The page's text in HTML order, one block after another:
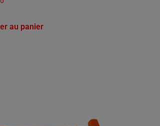
au panier